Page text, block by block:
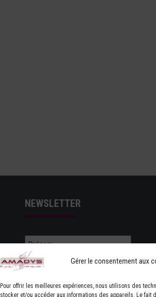
Gérer le consentement aux
Pour offrir les meilleures expériences, nous utilisons des
stocker et/ou accéder aux informations des appareils. Le fait
NEWSLETTER